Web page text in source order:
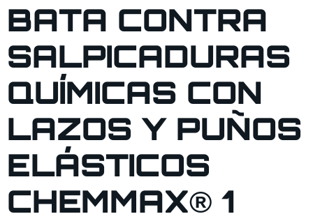
BATA CONTRA
SALPICADURAS
QUÍMICAS CON
LAZOS Y PUÑOS
ELÁSTICOS
CHEMMAX® 1